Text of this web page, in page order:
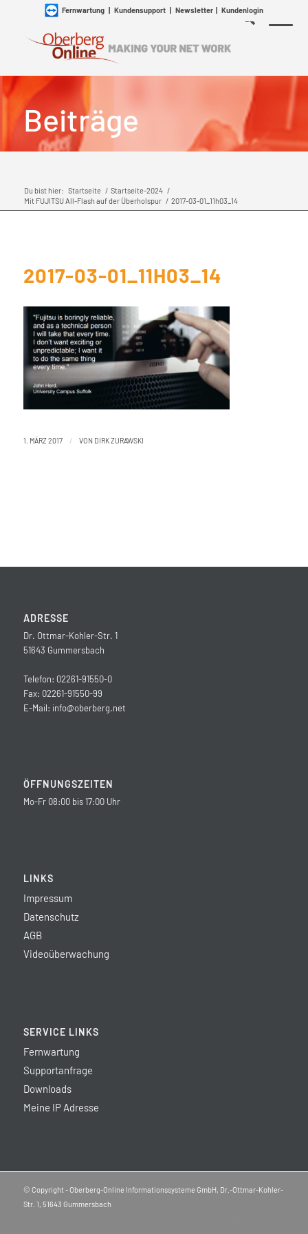
Fernwartung| Kundensupport| Newsletter| Kundenlogin
Beiträge
Du bist hier: Startseite / Startseite-2024 /
Mit FUJITSU All-Flash auf der Überholspur / 2017-03-01_11h03_14
2017-03-01_11H03_14
1. MÄRZ 2017 / VON DIRK ZURAWSKI
ADRESSE
Dr. Ottmar-Kohler-Str. 1
51643 Gummersbach
Telefon: 02261-91550-0
Fax: 02261-91550-99
E-Mail: info@oberberg.net
ÖFFNUNGSZEITEN
Mo-Fr 08:00 bis 17:00 Uhr
LINKS
Impressum
Datenschutz
AGB
Videoüberwachung
SERVICE LINKS
Fernwartung
Supportanfrage
Downloads
Meine IP Adresse
© Copyright - Oberberg-Online Informationssysteme GmbH, Dr.-Ottmar-Kohler-
Str. 1, 51643 Gummersbach